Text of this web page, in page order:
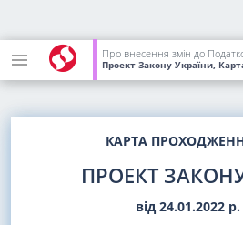
Проект Закону України,
КАРТА
ПРОЕКТ
від 24.01.2022